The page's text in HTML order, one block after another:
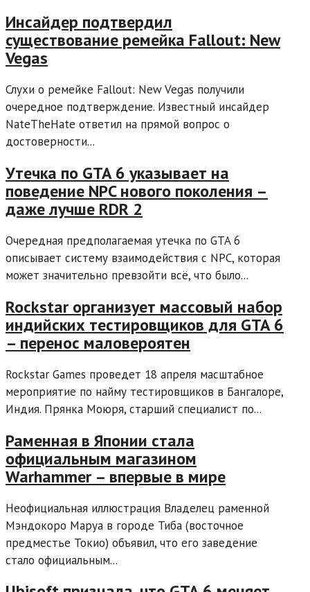
Инсайдер подтвердил
существование ремейка Fallout: New
Vegas
Слухи о ремейке Fallout: New Vegas получили
очередное подтверждение. Известный инсайдер
NateTheHate ответил на прямой вопрос о
достоверности...
Утечка по GTA 6 указывает на
поведение NPC нового поколения –
даже лучше RDR 2
Очередная предполагаемая утечка по GTA 6
описывает систему взаимодействия с NPC, которая
может значительно превзойти всё, что было...
Rockstar организует массовый набор
индийских тестировщиков для GTA 6
– перенос маловероятен
Rockstar Games проведет 18 апреля масштабное
мероприятие по найму тестировщиков в Бангалоре,
Индия. Прянка Моюря, старший специалист по...
Раменная в Японии стала
официальным магазином
Warhammer – впервые в мире
Неофициальная иллюстрация Владелец раменной
Мэндокоро Маруа в городе Тиба (восточное
предместье Токио) объявил, что его заведение
стало официальным...